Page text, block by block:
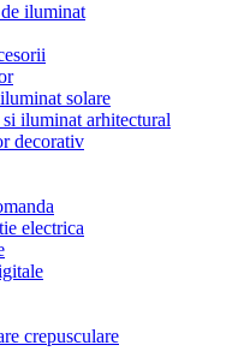
iluminat
solare
iluminat arhitectural
decorativ
electrica
crepusculare